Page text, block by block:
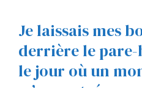
Je laissais mes
derrière le pare-
le jour où un